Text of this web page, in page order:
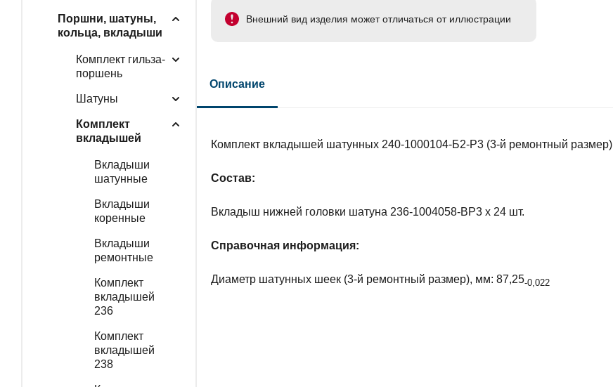
Поршни, шатуны,
кольца, вкладыши
Комплект гильза-
поршень
Шатуны
Комплект
вкладышей
Вкладыши
шатунные
Вкладыши
коренные
Вкладыши
ремонтные
Комплект
вкладышей
236
Комплект
вкладышей
238
Внешний вид изделия может отличаться от иллюстрации
Описание
Комплект вкладышей шатунных 240-1000104-Б2-Р3 (3-й ремонтный размер)
Состав:
Вкладыш нижней головки шатуна 236-1004058-ВР3 х 24 шт.
Справочная информация:
Диаметр шатунных шеек (3-й ремонтный размер), мм: 87,25-0,022